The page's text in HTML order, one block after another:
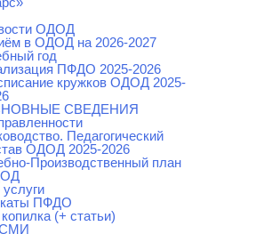
ОДОД
в ОДОД на 2026-2027
год
ПФДО 2025-2026
кружков ОДОД 2025-
СВЕДЕНИЯ
Педагогический
ОДОД 2025-2026
Производственный план
ПФДО
(+ статьи)
СМИ